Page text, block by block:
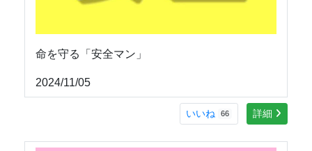
命を守る「安全マン」
2024/11/05
いいね 66 詳細